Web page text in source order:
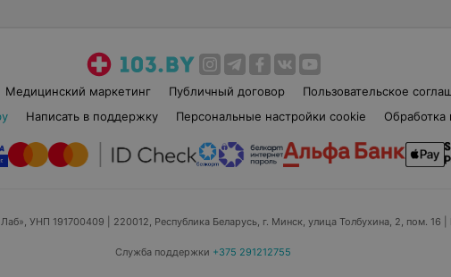
Медицинский маркетинг Публичный договор Пользовательское
Написать в поддержку Персональные настройки cookie Обработка
УНП 191700409 | 220012, Республика Беларусь, г. Минск, улица Толбухина, 2, пом. 16
Служба поддержки +375 291212755